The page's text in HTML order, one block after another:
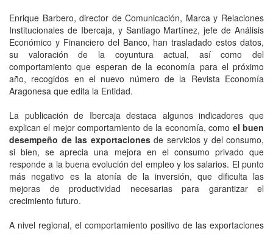
Enrique Barbero, director de Comunicación, Marca y Relaciones
Institucionales de Ibercaja, y Santiago Martínez, jefe de Análisis
Económico y Financiero del Banco, han trasladado estos datos,
su valoración de la coyuntura actual, así como del
comportamiento que esperan de la economía para el próximo
año, recogidos en el nuevo número de la Revista Economía
Aragonesa que edita la Entidad.
La publicación de Ibercaja destaca algunos indicadores que
explican el mejor comportamiento de la economía, como el buen
desempeño de las exportacionesde servicios y del consumo,
si bien, se aprecia una mejora en el consumo privado que
responde a la buena evolución del empleo y los salarios. El punto
más negativo es la atonía de la inversión, que dificulta las
mejoras de productividad necesarias para garantizar el
crecimiento futuro.
A nivel regional, el comportamiento positivo de las exportaciones